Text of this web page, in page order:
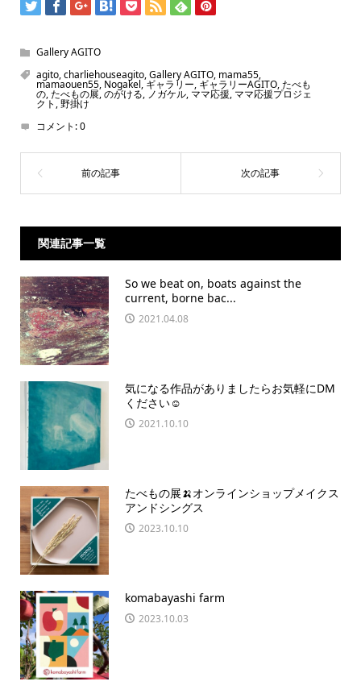
Gallery AGITO
agito,charliehouseagito,Gallery AGITO, mama55,
mamaouen55, Nogakel,ギャラリー, ギャラリーAGITO,たべも
の,たべもの展,のがける, ノガケル, ママ応援,ママ応援プロジェ
クト ,野掛け
コメント:0
関連記事一覧
So we beat on, boats against the
current, borne bac...
2021.04.08
気になる作品がありましたらお気軽にDM
ください☺️
2021.10.10
たべもの展🍌オンラインショップメイクス
アンドシングス
2023.10.10
komabayashi farm
2023.10.03